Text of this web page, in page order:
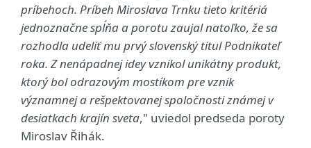
príbehoch. Príbeh Miroslava Trnku tieto kritériá
jednoznačne spĺňa a porotu zaujal natoľko, že sa
rozhodla udeliť mu prvý slovenský titul Podnikateľ
roka. Z nenápadnej idey vznikol unikátny produkt,
ktorý bol odrazovým mostíkom pre vznik
významnej a rešpektovanej spoločnosti známej v
desiatkach krajín sveta," uviedol predseda poroty
Miroslav Řihák.